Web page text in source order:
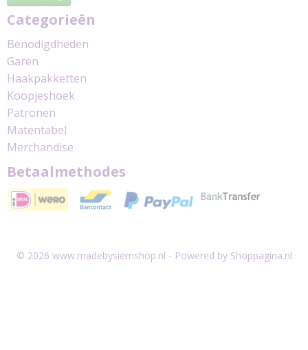
Categorieën
Benodigdheden
Garen
Haakpakketten
Koopjeshoek
Patronen
Matentabel
Merchandise
Betaalmethodes
© 2026 www.madebysiemshop.nl - Powered by Shoppagina.nl